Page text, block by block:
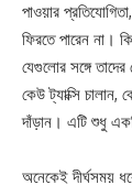
পাওয়ার
ফিরতে পারেন না।
যেগুলোর সঙ্গে
কেউ ট্যাক্সি চালান,
দাঁড়ান। এটি শুধু
অনেকেই দীর্ঘসময়